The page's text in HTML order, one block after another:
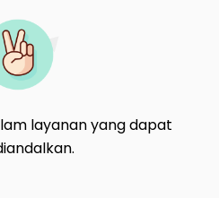
layanan yang dapat